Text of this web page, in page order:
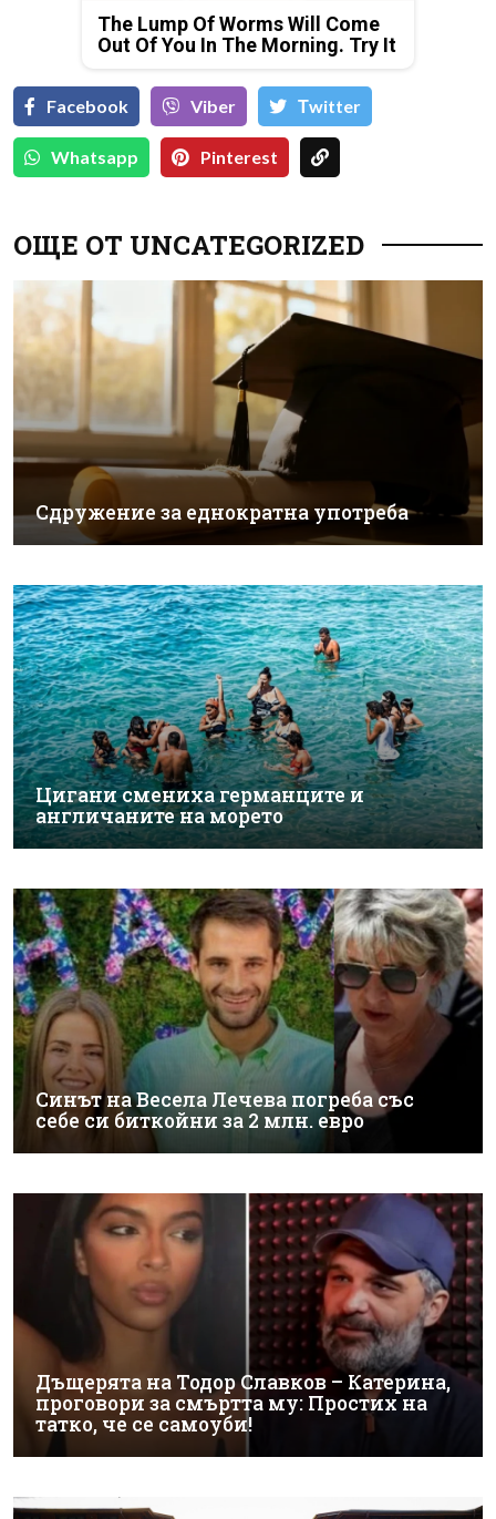
The Lump Of Worms Will Come
Out Of You In The Morning. Try It
Facebook Viber Тwitter
Whatsapp Pinterest
ОЩЕ ОТ UNCATEGORIZED
Сдружение за еднократна употреба
Цигани смениха германците и
англичаните на морето
Синът на Весела Лечева погреба със
себе си биткойни за 2 млн. евро
Дъщерята на Тодор Славков – Катерина,
проговори за смъртта му: Простих на
татко, че се самоуби!